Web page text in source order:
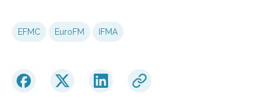
EFMC EuroFM IFMA